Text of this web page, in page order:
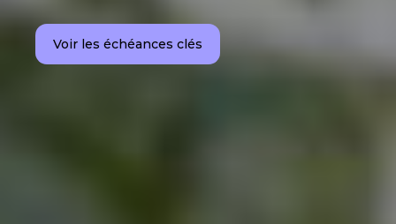
Voir les échéances clés